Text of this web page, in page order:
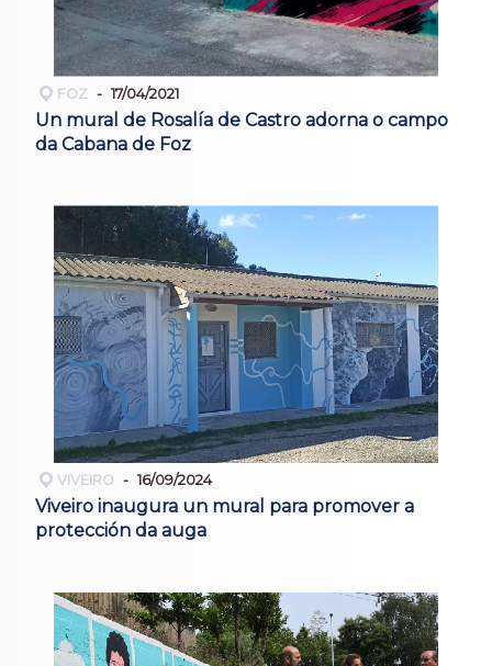
FOZ 17/04/2021
Un mural de Rosalía de Castro adorna o campo
da Cabana de Foz
VIVEIRO 16/09/2024
Viveiro inaugura un mural para promover a
protección da auga